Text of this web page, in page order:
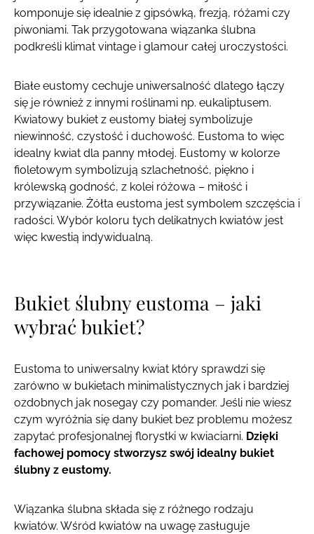
komponuje się idealnie z gipsówką, frezją, różami czy
piwoniami. Tak przygotowana wiązanka ślubna
podkreśli klimat vintage i glamour całej uroczystości.
Białe eustomy cechuje uniwersalność dlatego łączy
się je również z innymi roślinami np. eukaliptusem.
Kwiatowy bukiet z eustomy białej symbolizuje
niewinność, czystość i duchowość. Eustoma to więc
idealny kwiat dla panny młodej. Eustomy w kolorze
fioletowym symbolizują szlachetność, piękno i
królewską godność, z kolei różowa – miłość i
przywiązanie. Żółta eustoma jest symbolem szczęścia i
radości. Wybór koloru tych delikatnych kwiatów jest
więc kwestią indywidualną.
Bukiet ślubny eustoma – jaki
wybrać bukiet?
Eustoma to uniwersalny kwiat który sprawdzi się
zarówno w bukietach minimalistycznych jak i bardziej
ozdobnych jak nosegay czy pomander. Jeśli nie wiesz
czym wyróżnia się dany bukiet bez problemu możesz
zapytać profesjonalnej florystki w kwiaciarni. Dzięki
fachowej pomocy stworzysz swój idealny bukiet
ślubny z eustomy.
Wiązanka ślubna składa się z różnego rodzaju
kwiatów. Wśród kwiatów na uwagę zasługuje